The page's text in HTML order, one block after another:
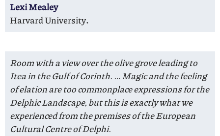
Lexi Mealey
Harvard University.
Room with a view over the olive grove leading to
Itea in the Gulf of Corinth. … Magic and the feeling
of elation are too commonplace expressions for the
Delphic Landscape, but this is exactly what we
experienced from the premises of the European
Cultural Centre of Delphi.